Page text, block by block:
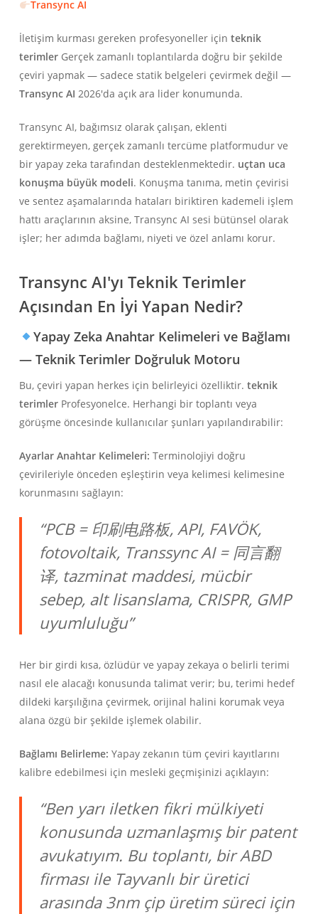
Transync AI
İletişim kurması gereken profesyoneller için teknik
terimlerGerçek zamanlı toplantılarda doğru bir şekilde
çeviri yapmak — sadece statik belgeleri çevirmek değil —
Transync AI 2026'da açık ara lider konumunda.
Transync AI, bağımsız olarak çalışan, eklenti
gerektirmeyen, gerçek zamanlı tercüme platformudur ve
bir yapay zeka tarafından desteklenmektedir. uçtan uca
konuşma büyük modeli. Konuşma tanıma, metin çevirisi
ve sentez aşamalarında hataları biriktiren kademeli işlem
hattı araçlarının aksine, Transync AI sesi bütünsel olarak
işler; her adımda bağlamı, niyeti ve özel anlamı korur.
Transync AI'yı Teknik Terimler
Açısından En İyi Yapan Nedir?
Yapay Zeka Anahtar Kelimeleri ve Bağlamı
— Teknik Terimler Doğruluk Motoru
Bu, çeviri yapan herkes için belirleyici özelliktir. teknik
terimlerProfesyonelce. Herhangi bir toplantı veya
görüşme öncesinde kullanıcılar şunları yapılandırabilir:
Ayarlar Anahtar Kelimeleri: Terminolojiyi doğru
çevirileriyle önceden eşleştirin veya kelimesi kelimesine
korunmasını sağlayın:
“PCB = 印刷电路板, API, FAVÖK,
fotovoltaik, Transsync AI = 同言翻
译, tazminat maddesi, mücbir
sebep, alt lisanslama, CRISPR, GMP
uyumluluğu”
Her bir girdi kısa, özlüdür ve yapay zekaya o belirli terimi
nasıl ele alacağı konusunda talimat verir; bu, terimi hedef
dildeki karşılığına çevirmek, orijinal halini korumak veya
alana özgü bir şekilde işlemek olabilir.
Bağlamı Belirleme: Yapay zekanın tüm çeviri kayıtlarını
kalibre edebilmesi için mesleki geçmişinizi açıklayın:
“Ben yarı iletken fikri mülkiyeti
konusunda uzmanlaşmış bir patent
avukatıyım. Bu toplantı, bir ABD
firması ile Tayvanlı bir üretici
arasında 3nm çip üretim süreci için